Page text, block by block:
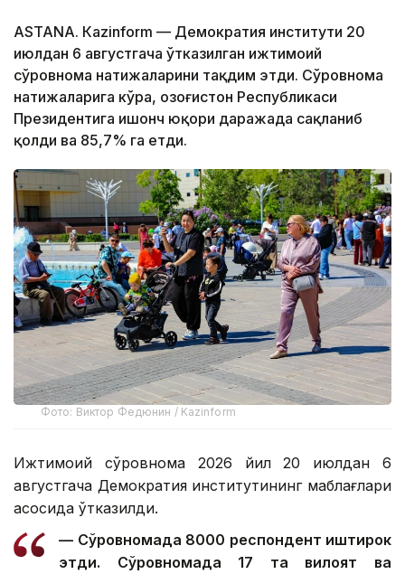
ASTANА. Кazinform — Демократия институти 20
июлдан 6 августгача ўтказилган ижтимоий
сўровнома натижаларини тақдим этди. Сўровнома
натижаларига кўра, Қозоғистон Республикаси
Президентига ишонч юқори даражада сақланиб
қолди ва 85,7% га етди.
Фото: Виктор Федюнин / Kazinform
Ижтимоий сўровнома 2026 йил 20 июлдан 6
августгача Демократия институтининг маблағлари
асосида ўтказилди.
— Сўровномада 8000 респондент иштирок
этди. Сўровномада 17 та вилоят ва